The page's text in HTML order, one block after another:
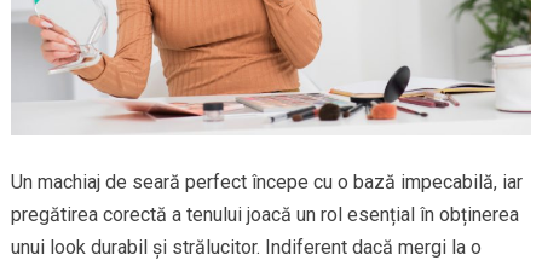
Un machiaj de seară perfect începe cu o bază impecabilă, iar
pregătirea corectă a tenului joacă un rol esențial în obținerea
unui look durabil și strălucitor. Indiferent dacă mergi la o